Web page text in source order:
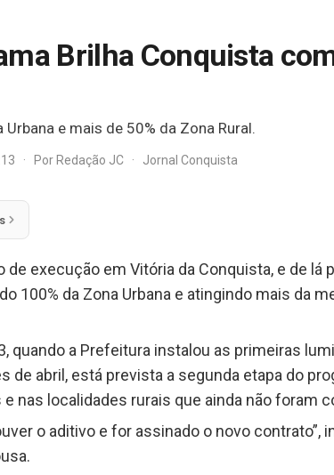
Brilha Conquista
e mais de 50% da Zona Rural.
· PorRedação JC · Jornal Conquista
execução em Vitória da Conquista, e de lá
100% da Zona Urbana e atingindo mais da
quando a Prefeitura instalou as primeiras
de abril, está prevista a segunda etapa do
nas localidades rurais que ainda não foram
o aditivo e for assinado o novo contrato”,